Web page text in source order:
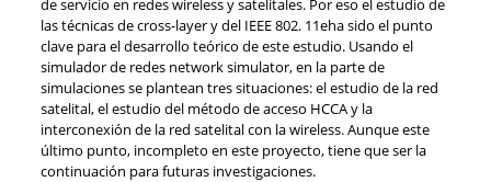
de servicio en redes wireless y satelitales. Por eso el estudio de
las técnicas de cross-layer y del IEEE 802. 11eha sido el punto
clave para el desarrollo teórico de este estudio. Usando el
simulador de redes network simulator, en la parte de
simulaciones se plantean tres situaciones: el estudio de la red
satelital, el estudio del método de acceso HCCA y la
interconexión de la red satelital con la wireless. Aunque este
último punto, incompleto en este proyecto, tiene que ser la
continuación para futuras investigaciones.